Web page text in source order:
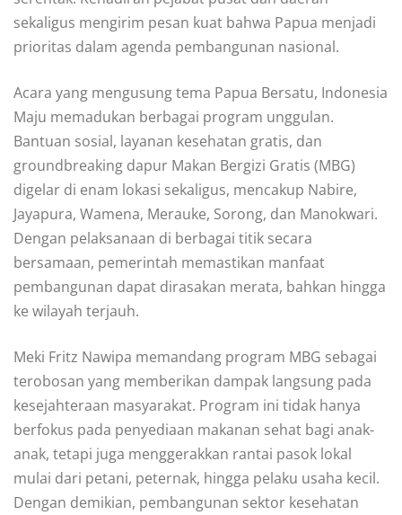
sekaligus mengirim pesan kuat bahwa Papua menjadi
prioritas dalam agenda pembangunan nasional.
Acara yang mengusung tema Papua Bersatu, Indonesia
Maju memadukan berbagai program unggulan.
Bantuan sosial, layanan kesehatan gratis, dan
groundbreaking dapur Makan Bergizi Gratis (MBG)
digelar di enam lokasi sekaligus, mencakup Nabire,
Jayapura, Wamena, Merauke, Sorong, dan Manokwari.
Dengan pelaksanaan di berbagai titik secara
bersamaan, pemerintah memastikan manfaat
pembangunan dapat dirasakan merata, bahkan hingga
ke wilayah terjauh.
Meki Fritz Nawipa memandang program MBG sebagai
terobosan yang memberikan dampak langsung pada
kesejahteraan masyarakat. Program ini tidak hanya
berfokus pada penyediaan makanan sehat bagi anak-
anak, tetapi juga menggerakkan rantai pasok lokal
mulai dari petani, peternak, hingga pelaku usaha kecil.
Dengan demikian, pembangunan sektor kesehatan